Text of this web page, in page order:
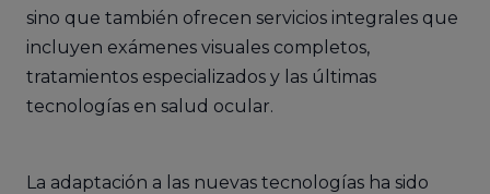
sino que también ofrecen servicios integrales que
incluyen exámenes visuales completos,
tratamientos especializados y las últimas
tecnologías en salud ocular.
La adaptación a las nuevas tecnologías ha sido